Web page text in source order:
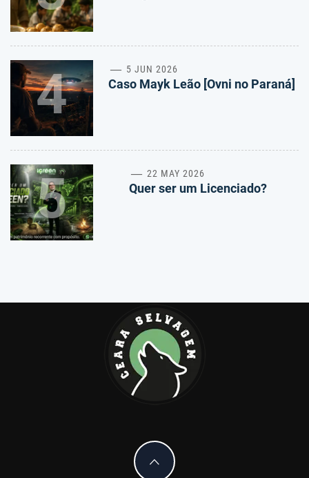
4 5 JUN 2026
Caso Mayk Leão [Ovni no Paraná]
5 22 MAY 2026
Quer ser um Licenciado?